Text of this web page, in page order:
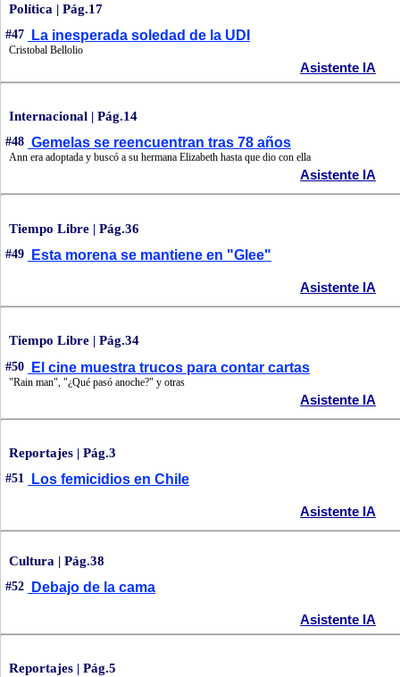
Política | Pág.17
#47 La inesperada soledad de la UDI
Cristobal Bellolio
Asistente IA
Internacional | Pág.14
#48 Gemelas se reencuentran tras 78 años
Ann era adoptada y buscó a su hermana Elizabeth hasta que dio con ella
Asistente IA
Tiempo Libre | Pág.36
#49 Esta morena se mantiene en "Glee"
Asistente IA
Tiempo Libre | Pág.34
#50 El cine muestra trucos para contar cartas
"Rain man", "¿Qué pasó anoche?" y otras
Asistente IA
Reportajes | Pág.3
#51 Los femicidios en Chile
Asistente IA
Cultura | Pág.38
#52 Debajo de la cama
Asistente IA
Reportajes | Pág.5